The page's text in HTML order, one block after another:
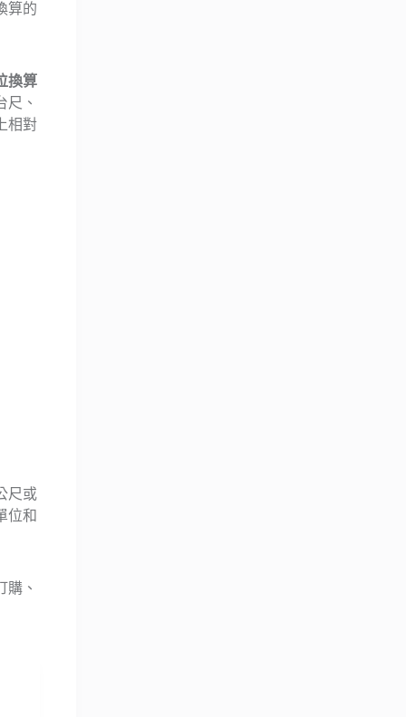
算的
換算
、
相對
尺或
位和
、